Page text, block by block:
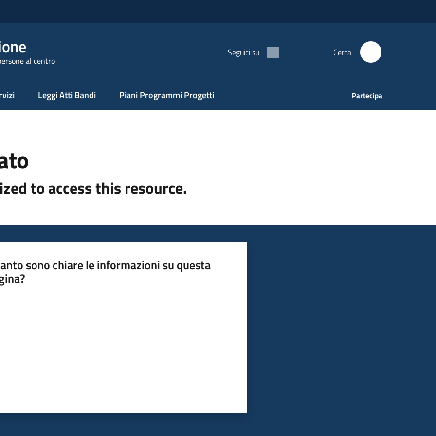
al centro
Seguici su Cerca
Leggi Atti Bandi Piani Programmi Progetti Partecipa
to access this resource.
sono chiare le informazioni su questa